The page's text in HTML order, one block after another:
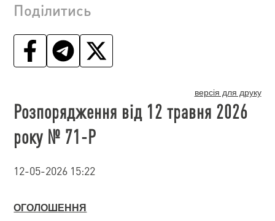
Поділитись
версія для друку
Розпорядження від 12 травня 2026
року № 71-Р
12-05-2026 15:22
ОГОЛОШЕННЯ